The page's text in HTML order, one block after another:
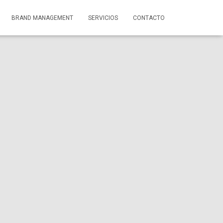
BRAND MANAGEMENT SERVICIOS CONTACTO